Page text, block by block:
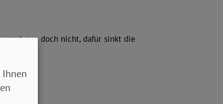
nun doch nicht, dafür sinkt die
Ihrer…